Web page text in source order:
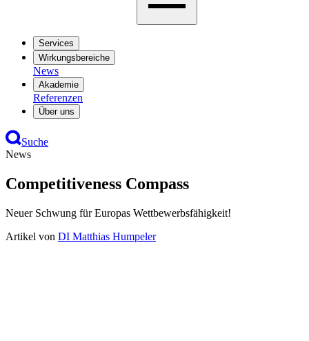
Services
Wirkungsbereiche
News
Akademie
Referenzen
Über uns
Suche
News
Competitiveness Compass
Neuer Schwung für Europas Wettbewerbsfähigkeit!
Artikel von DI Matthias Humpeler